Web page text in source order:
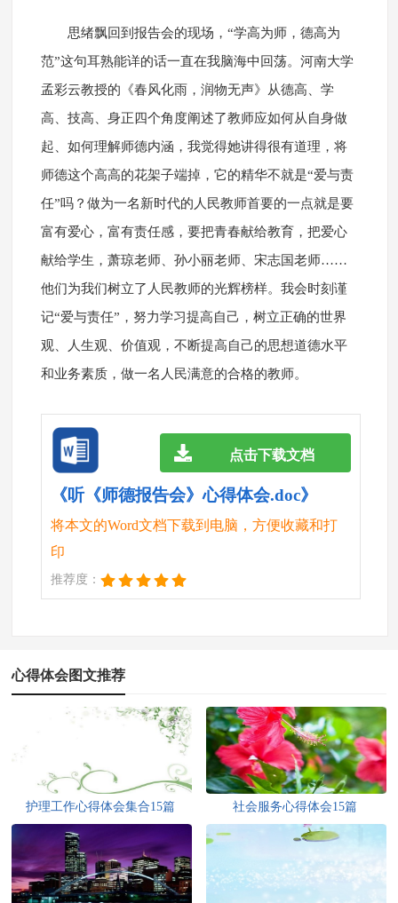
思绪飘回到报告会的现场，“学高为师，德高为
范”这句耳熟能详的话一直在我脑海中回荡。河南大学
孟彩云教授的《春风化雨，润物无声》从德高、学
高、技高、身正四个角度阐述了教师应如何从自身做
起、如何理解师德内涵，我觉得她讲得很有道理，将
师德这个高高的花架子端掉，它的精华不就是“爱与责
任”吗？做为一名新时代的人民教师首要的一点就是要
富有爱心，富有责任感，要把青春献给教育，把爱心
献给学生，萧琼老师、孙小丽老师、宋志国老师……
他们为我们树立了人民教师的光辉榜样。我会时刻谨
记“爱与责任”，努力学习提高自己，树立正确的世界
观、人生观、价值观，不断提高自己的思想道德水平
和业务素质，做一名人民满意的合格的教师。
《听《师德报告会》心得体会.doc》
将本文的Word文档下载到电脑，方便收藏和打
印
推荐度：
点击下载文档
心得体会图文推荐
护理工作心得体会集合15篇 社会服务心得体会15篇